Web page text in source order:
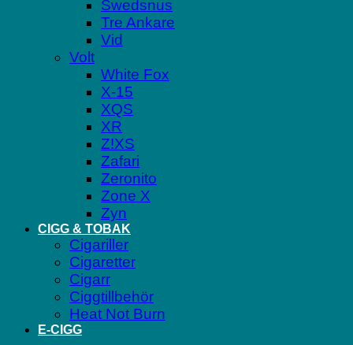
Swedsnus
Tre Ankare
Vid
Volt
White Fox
X-15
XQS
XR
Z!XS
Zafari
Zeronito
Zone X
Zyn
CIGG & TOBAK
Cigariller
Cigaretter
Cigarr
Ciggtillbehör
Heat Not Burn
E-CIGG